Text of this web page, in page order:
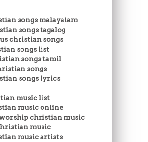
songs malayalam
songs tagalog
christian songs
songs list
songs tamil
songs
songs lyrics
music list
music online
christian music
music
music artists